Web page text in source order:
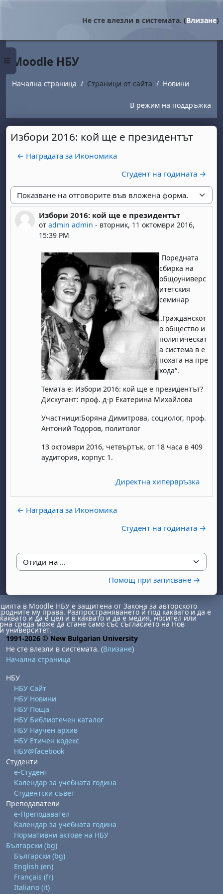
Страничен панел
Не сте влезли в системата. (Влизане)
Moodle НБУ
Начална страница Страници от сайта Новини
В режим на поддръжка
Избори 2016: кой ще е президентът
← Наградата за Икономика
Студент на годината →
Начин на показване
Избори 2016: кой ще е президентът
отadmin admin - вторник, 11 октомври 2016,
15:39 PM
Number of replies: 0
Поредната
сбирка на
общоуниверс
итетския
семинар
„Гражданскот
о общество и
политическат
а система в е
похата на пре
хода“.
Темата е: Избори 2016: кой ще е президентът?
Дискутант: проф. д-р Екатерина Михайлова
Участници:Боряна Димитрова, социолог, проф.
Антоний Тодоров, политолог
13 октомври 2016, четвъртък, от 18 часа в 409
аудитория, корпус 1.
Директна хипервръзка
← Наградата за Икономика
Студент на годината →
Отиди на ...
Помощ при записване →
6 август
август8 август
неделя, 9 август
август
август
15 август
неделя, 16 август
в Moodle НБУ е защитена от Закона за авторското
му права. Разпространяването й под каквато и да е
и да е цел и в каквато и да е медия, носител или
среда може да стане само със съгласието на Нов
университет.
1991-2026 © New Bulgarian University
Не сте влезли в системата. (Влизане)
Начална страница
НБУ
НБУ Сайт
НБУ Новини
НБУ Поща
НБУ Библиотечен каталог
НБУ Научен архив
НБУ Етичен кодекс
НБУ@facebook
Студенти
е-Студент
Календар за учебната година
Студентски съвет
Преподаватели
е-Преподавател
Календар за учебната година
Нормативни актове на НБУ
Български ‎(bg)‎
Български ‎(bg)‎
English ‎(en)‎
Français ‎(fr)‎
Italiano ‎(it)‎